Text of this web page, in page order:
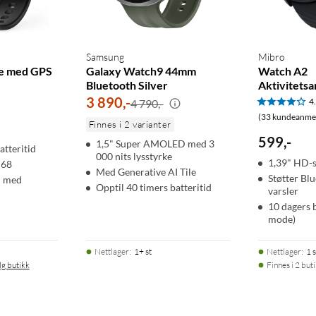
alarmprosessen. Noen minutter etter at et fall er registrert,
og de mottar en SMS + pushvarsel om at et fall har
klokken har vært stille i utvalgte tidsperioder.
telefonsvarer svarer, og deretter kobler anropet til neste
går til bestemte alarmmottakere til bestemte tider.
med GPS
butikk
Samsung
Galaxy Watch9 44mm
Bluetooth Silver
3 890,-4 790,-
Finnes i 2 varianter
1,5" Super AMOLED med 3
000 nits lysstyrke
Med Generative AI Tile
Opptil 40 timers batteritid
Nettlager: 1+ st
Mibro
Watch A2
(33
599,-
1,39" HD-
Støtter
varsler
10 dagers
mode)
Nettlager: 1
Finnes i 2